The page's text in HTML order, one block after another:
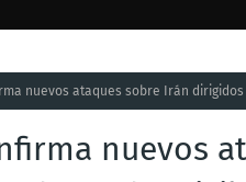
nuevos ataques sobre Irán
nuevos